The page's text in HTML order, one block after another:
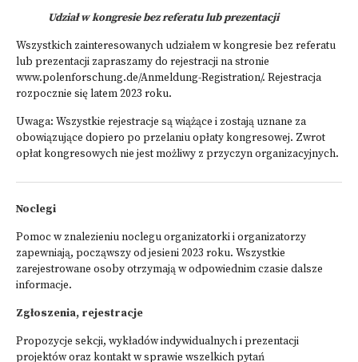
Udział w kongresie bez referatu lub prezentacji
Wszystkich zainteresowanych udziałem w kongresie bez referatu
lub prezentacji zapraszamy do rejestracji na stronie
www.polenforschung.de/Anmeldung-Registration/. Rejestracja
rozpocznie się latem 2023 roku.
Uwaga: Wszystkie rejestracje są wiążące i zostają uznane za
obowiązujące dopiero po przelaniu opłaty kongresowej. Zwrot
opłat kongresowych nie jest możliwy z przyczyn organizacyjnych.
Noclegi
Pomoc w znalezieniu noclegu organizatorki i organizatorzy
zapewniają, począwszy od jesieni 2023 roku. Wszystkie
zarejestrowane osoby otrzymają w odpowiednim czasie dalsze
informacje.
Zgłoszenia, rejestracje
Propozycje sekcji, wykładów indywidualnych i prezentacji
projektów oraz kontakt w sprawie wszelkich pytań